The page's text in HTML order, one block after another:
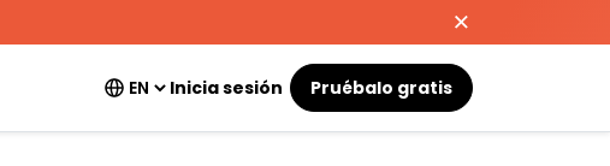
Inicia sesión Pruébalo gratis